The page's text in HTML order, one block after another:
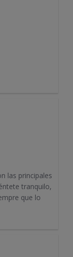
las principales
tranquilo,
que lo